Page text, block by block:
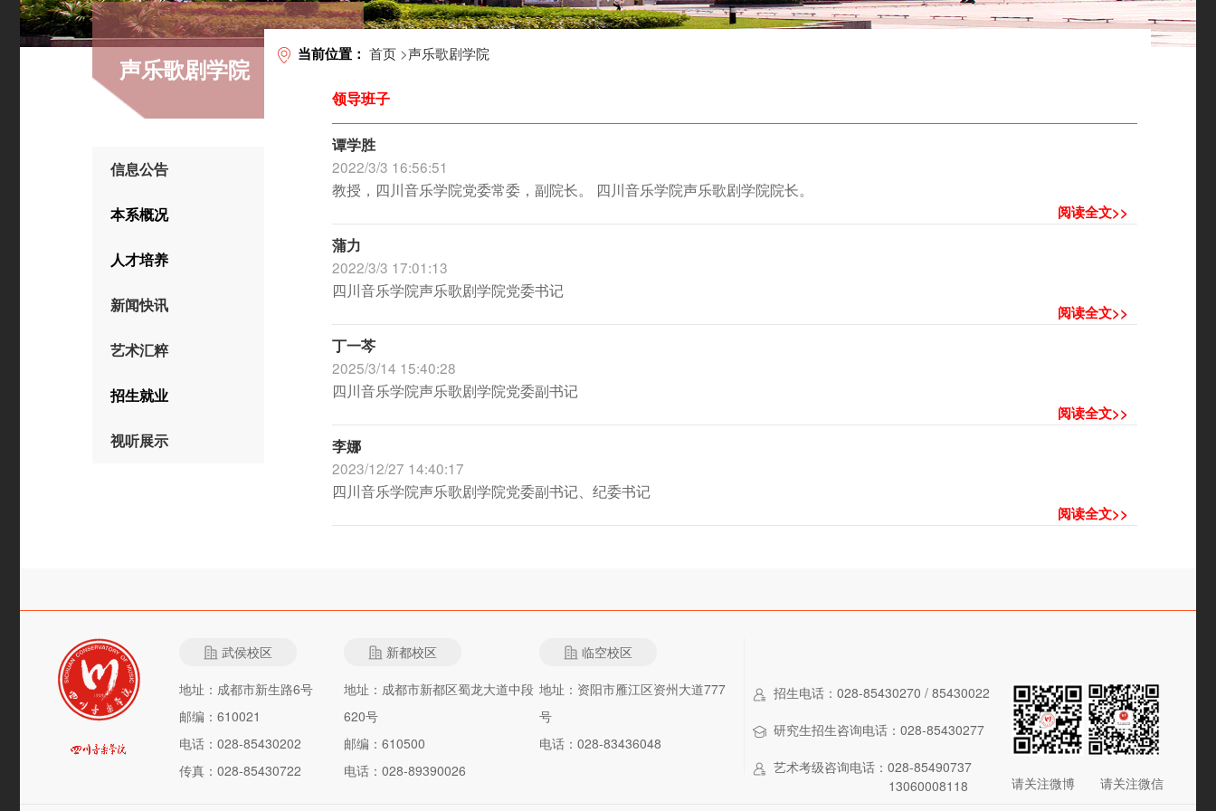
声乐歌剧学院
信息公告
本系概况
人才培养
新闻快讯
艺术汇粹
招生就业
视听展示
当前位置： 首页 >声乐歌剧学院
领导班子
谭学胜
2022/3/3 16:56:51
教授，四川音乐学院党委常委，副院长。 四川音乐学院声乐歌剧学院院长。
阅读全文>>
蒲力
2022/3/3 17:01:13
四川音乐学院声乐歌剧学院党委书记
阅读全文>>
丁一芩
2025/3/14 15:40:28
四川音乐学院声乐歌剧学院党委副书记
阅读全文>>
李娜
2023/12/27 14:40:17
四川音乐学院声乐歌剧学院党委副书记、纪委书记
阅读全文>>
武侯校区
地址：成都市新生路6号
邮编：610021
电话：028-85430202
传真：028-85430722
新都校区
地址：成都市新都区蜀龙大道中段
620号
邮编：610500
电话：028-89390026
临空校区
地址：资阳市雁江区资州大道777
号
电话：028-83436048
招生电话：028-85430270 / 85430022
研究生招生咨询电话：028-85430277
艺术考级咨询电话：028-85490737
13060008118
请关注微博 请关注微信